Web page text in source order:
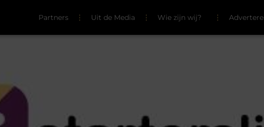
Partners Uit de Media Wie zijn wij?